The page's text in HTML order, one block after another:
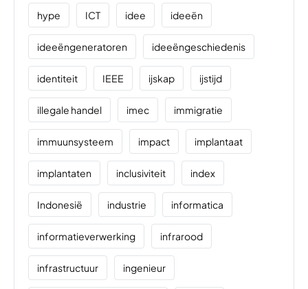
hype ICT idee ideeën
ideeëngeneratoren ideeëngeschiedenis
identiteit IEEE ijskap ijstijd
illegale handel imec immigratie
immuunsysteem impact implantaat
implantaten inclusiviteit index
Indonesië industrie informatica
informatieverwerking infrarood
infrastructuur ingenieur